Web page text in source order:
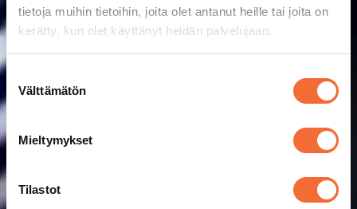
tietoja muihin tietoihin, joita olet antanut heille tai joita on
kerätty, kun olet käyttänyt heidän palvelujaan.
Suostumuksen
valinta
Välttämätön
Mieltymykset
Tilastot